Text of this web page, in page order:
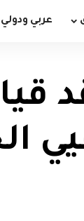
عربي ودولي